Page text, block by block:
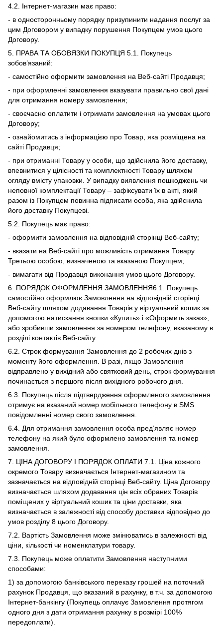
4.2. Інтернет-магазин має право:
- в односторонньому порядку призупинити надання послуг за
цим Договором у випадку порушення Покупцем умов цього
Договору.
5. ПРАВА ТА ОБОВЯЗКИ ПОКУПЦЯ 5.1. Покупець
зобов’язаний:
- самостійно оформити замовлення на Веб-сайті Продавця;
- при оформленні замовлення вказувати правильно свої дані
для отримання номеру замовлення;
- своєчасно оплатити і отримати замовлення на умовах цього
Договору;
- ознайомитись з інформацією про Товар, яка розміщена на
сайті Продавця;
- при отриманні Товару у особи, що здійснила його доставку,
впевнитися у цілісності та комплектності Товару шляхом
огляду вмісту упаковки. У випадку виявлення пошкоджень чи
неповної комплектації Товару – зафіксувати їх в акті, який
разом із Покупцем повинна підписати особа, яка здійснила
його доставку Покупцеві.
5.2. Покупець має право:
- оформити замовлення на відповідній сторінці Веб-сайту;
- вказати на Веб-сайті про можливість отримання Товару
Третьою особою, визначеною та вказаною Покупцем;
- вимагати від Продавця виконання умов цього Договору.
6. ПОРЯДОК ОФОРМЛЕННЯ ЗАМОВЛЕННЯ6.1. Покупець
самостійно оформлює Замовлення на відповідній сторінці
Веб-сайту шляхом додавання Товарів у віртуальний кошик за
допомогою натискання кнопки «Купить» і «Оформить заказ»,
або зробивши замовлення за номером телефону, вказаному в
розділі контактів Веб-сайту.
6.2. Строк формування Замовлення до 2 робочих днів з
моменту його оформлення. В разі, якщо Замовлення
відправлено у вихідний або святковий день, строк формування
починається з першого після вихідного робочого дня.
6.3. Покупець після підтвердження оформленого замовлення
отримує на вказаний номер мобільного телефону в SMS
повідомленні номер свого замовлення.
6.4. Для отримання замовлення особа пред’являє номер
телефону на який було оформлено замовлення та номер
замовлення.
7. ЦІНА ДОГОВОРУ І ПОРЯДОК ОПЛАТИ 7.1. Ціна кожного
окремого Товару визначається Інтернет-магазином та
зазначається на відповідній сторінці Веб-сайту. Ціна Договору
визначається шляхом додавання цін всіх обраних Товарів
поміщених у віртуальний кошик та ціни доставки, яка
визначається в залежності від способу доставки відповідно до
умов розділу 8 цього Договору.
7.2. Вартість Замовлення може змінюватись в залежності від
ціни, кількості чи номенклатури товару.
7.3. Покупець може оплатити Замовлення наступними
способами:
1) за допомогою банківського переказу грошей на поточний
рахунок Продавця, що вказаний в рахунку, в т.ч. за допомогою
Інтернет-банкінгу (Покупець оплачує Замовлення протягом
одного дня з дати отримання рахунку в розмірі 100%
передоплати).